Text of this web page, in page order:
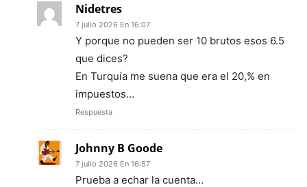
Nidetres
7 julio 2026 En 16:07
Y porque no pueden ser 10 brutos esos 6.5
que dices?
En Turquía me suena que era el 20,% en
impuestos…
Respuesta
Johnny B Goode
7 julio 2026 En 16:57
Prueba a echar la cuenta…